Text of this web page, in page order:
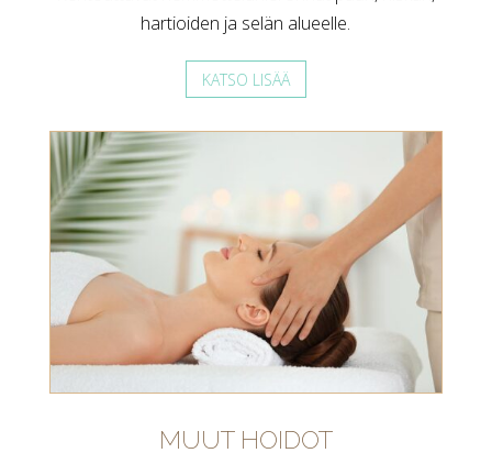
hartioiden ja selän alueelle.
KATSO LISÄÄ
MUUT HOIDOT